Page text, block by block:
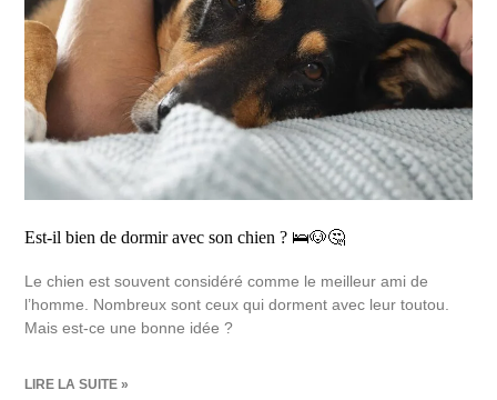
Est-il bien de dormir avec son chien ? 🛌🐶🤔
Le chien est souvent considéré comme le meilleur ami de
l’homme. Nombreux sont ceux qui dorment avec leur toutou.
Mais est-ce une bonne idée ?
LIRE LA SUITE »